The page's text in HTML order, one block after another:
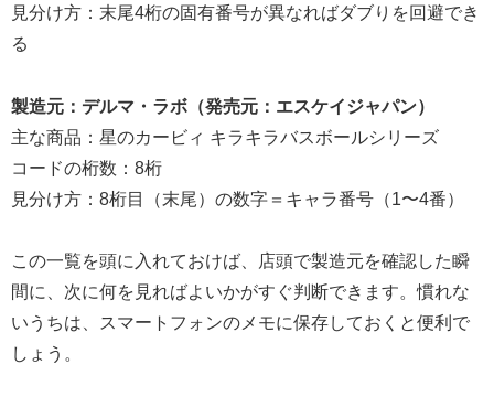
見分け方：末尾4桁の固有番号が異なればダブりを回避でき
る
製造元：デルマ・ラボ（発売元：エスケイジャパン）
主な商品：星のカービィ キラキラバスボールシリーズ
コードの桁数：8桁
見分け方：8桁目（末尾）の数字＝キャラ番号（1〜4番）
この一覧を頭に入れておけば、店頭で製造元を確認した瞬
間に、次に何を見ればよいかがすぐ判断できます。慣れな
いうちは、スマートフォンのメモに保存しておくと便利で
しょう。